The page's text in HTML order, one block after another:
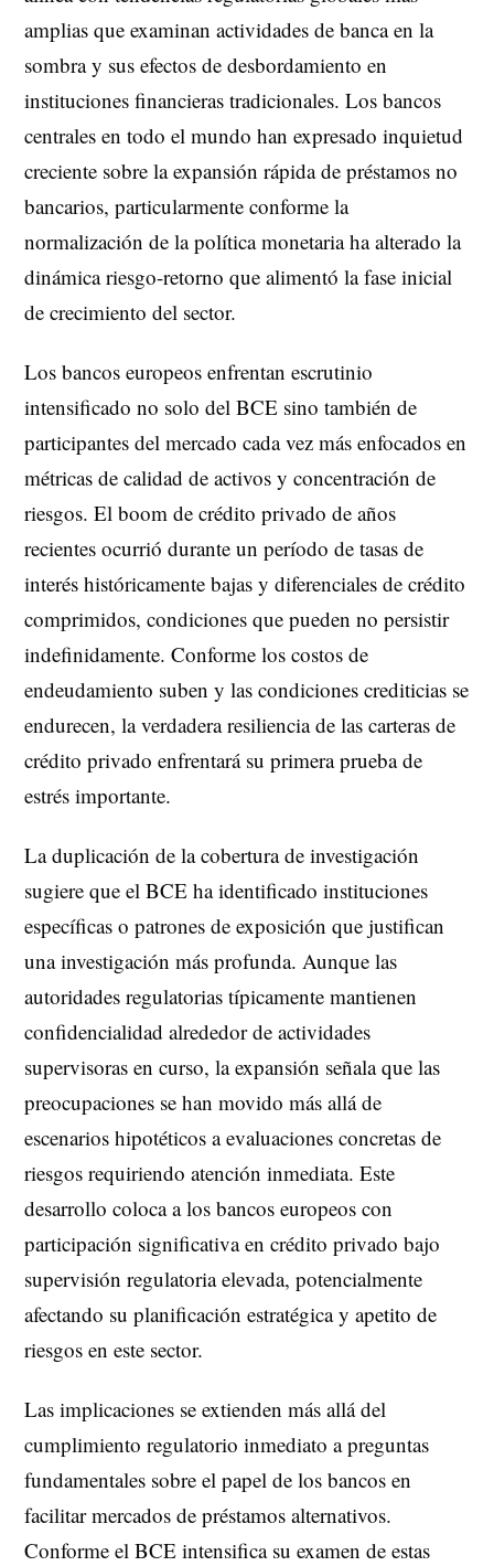
amplias que examinan actividades de banca en la
sombra y sus efectos de desbordamiento en
instituciones financieras tradicionales. Los bancos
centrales en todo el mundo han expresado inquietud
creciente sobre la expansión rápida de préstamos no
bancarios, particularmente conforme la
normalización de la política monetaria ha alterado la
dinámica riesgo-retorno que alimentó la fase inicial
de crecimiento del sector.
Los bancos europeos enfrentan escrutinio
intensificado no solo del BCE sino también de
participantes del mercado cada vez más enfocados en
métricas de calidad de activos y concentración de
riesgos. El boom de crédito privado de años
recientes ocurrió durante un período de tasas de
interés históricamente bajas y diferenciales de crédito
comprimidos, condiciones que pueden no persistir
indefinidamente. Conforme los costos de
endeudamiento suben y las condiciones crediticias se
endurecen, la verdadera resiliencia de las carteras de
crédito privado enfrentará su primera prueba de
estrés importante.
La duplicación de la cobertura de investigación
sugiere que el BCE ha identificado instituciones
específicas o patrones de exposición que justifican
una investigación más profunda. Aunque las
autoridades regulatorias típicamente mantienen
confidencialidad alrededor de actividades
supervisoras en curso, la expansión señala que las
preocupaciones se han movido más allá de
escenarios hipotéticos a evaluaciones concretas de
riesgos requiriendo atención inmediata. Este
desarrollo coloca a los bancos europeos con
participación significativa en crédito privado bajo
supervisión regulatoria elevada, potencialmente
afectando su planificación estratégica y apetito de
riesgos en este sector.
Las implicaciones se extienden más allá del
cumplimiento regulatorio inmediato a preguntas
fundamentales sobre el papel de los bancos en
facilitar mercados de préstamos alternativos.
Conforme el BCE intensifica su examen de estas